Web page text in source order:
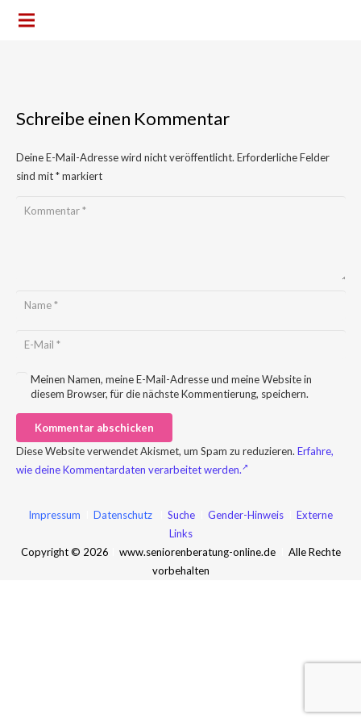
Schreibe einen Kommentar
Deine E-Mail-Adresse wird nicht veröffentlicht. Erforderliche Felder
sind mit*markiert
Meinen Namen, meine E-Mail-Adresse und meine Website in
diesem Browser, für die nächste Kommentierung, speichern.
Kommentar abschicken
Diese Website verwendet Akismet, um Spam zu reduzieren. Erfahre,
wie deine Kommentardaten verarbeitet werden.
Impressum Datenschutz Suche Gender-Hinweis
Externe
Links
Copyright © 2026
www.seniorenberatung-online.de
Alle Rechte
vorbehalten